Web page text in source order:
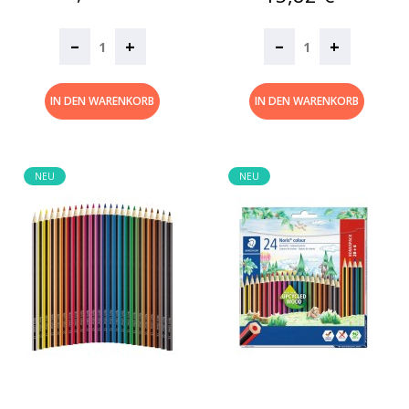
– +
IN DEN WARENKORB
– +
IN DEN WARENKORB
NEU NEU